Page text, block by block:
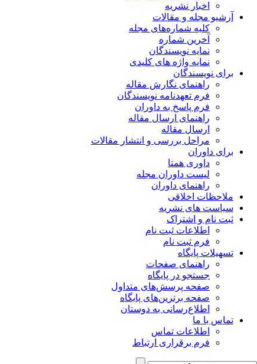
اخبار نشریه
آرشیو مجله و مقالات
کلیه شماره‌های مجله
آخرین شماره
نمایه نویسندگان
نمایه واژه های کلیدی
برای نویسندگان
راهنمای نگارش مقاله
فرم تعهدنامه نویسندگان
فرم پاسخ به داوران
راهنمای ارسال مقاله
ارسال مقاله
مراحل بررسی و انتشار مقالات
برای داوران
داوری همتا
لیست داوران مجله
راهنمای داوران
ملاحظات اخلاقی
سیاست های نشریه
ثبت نام و اشتراک
اطلاعات ثبت نام
فرم ثبت نام
تسهیلات پایگاه
راهنمای صفحات
جستجو در پایگاه
صفحه پرسش‌های متداول
صفحه برترین‌های پایگاه
اطلاع‌رسانی به دوستان
تماس با ما
اطلاعات تماس
فرم برقراری ارتباط